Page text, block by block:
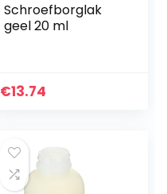
Schroefborglak
geel 20 ml
€13.74